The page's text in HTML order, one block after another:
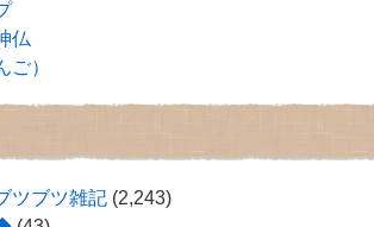
仏
ご）
ツブツ雑記 (2,243)